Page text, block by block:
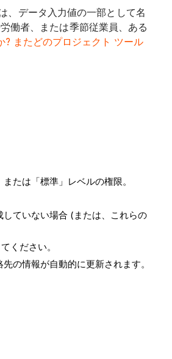
、データ入力値の一部として名
働者、または季節従業員、ある
? またどのプロジェクト ツール
たは「標準」レベルの権限。
ていない場合 (または、これらの
ください。
の情報が自動的に更新されます。